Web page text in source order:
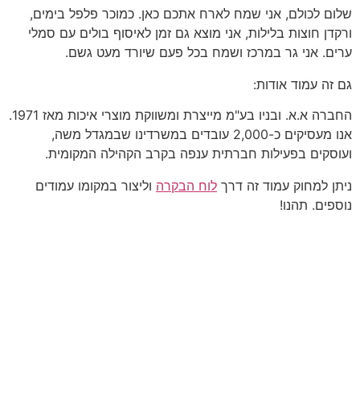
שלום לכולם, אני שמח לארח אתכם כאן. כמוכר פלפל בימים,
ורקדן חוצות בלילות, אני מוצא גם זמן לאיסוף בולים עם סמלי
ערים. אני גר במרכז ושמח בכל פעם שיורד מעט גשם.
גם זה עמוד אודות:
החברה א.א. ובניו בע"מ מייצרת ומשווקת מוצרי איכות מאז 1971.
אנו מעסיקים כ-2,000 עובדים במשרדינו שבמגדל משה,
ועוסקים בפעילות חברתית ענפה בקרב הקהילה המקומית.
ניתן למחוק עמוד זה דרך לוח הבקרה וליצור במקומו עמודים
נוספים. תהנו!